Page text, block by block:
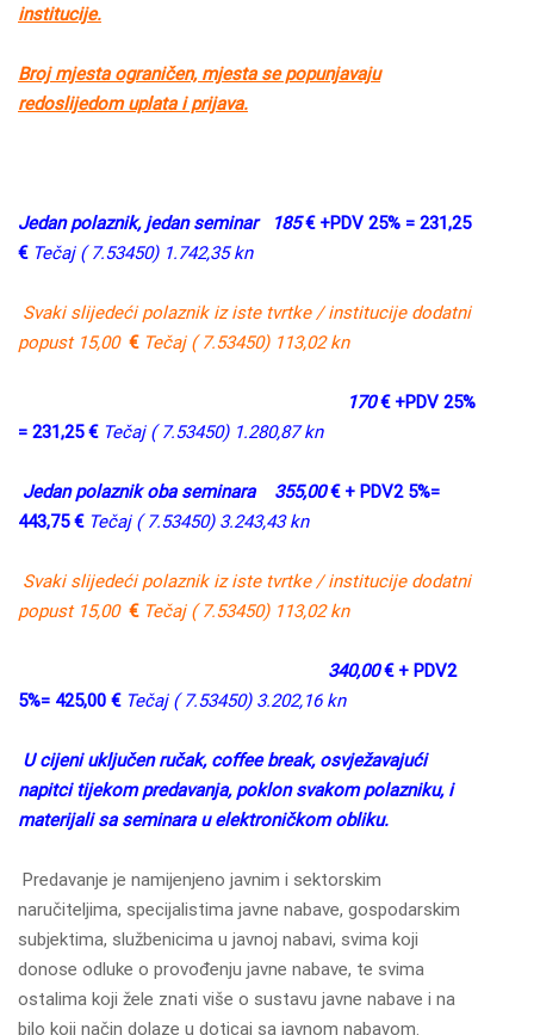
institucije.
Broj mjesta ograničen, mjesta se popunjavaju
redoslijedom uplata i prijava.
Jedan polaznik, jedan seminar 185€ +PDV 25% = 231,25
€ Tečaj ( 7.53450) 1.742,35 kn
Svaki slijedeći polaznik iz iste tvrtke / institucije dodatni
popust 15,00 € Tečaj ( 7.53450) 113,02 kn
170€ +PDV 25%
= 231,25 € Tečaj ( 7.53450) 1.280,87 kn
Jedan polaznik oba seminara 355,00 € + PDV2 5%=
443,75 € Tečaj ( 7.53450) 3.243,43 kn
Svaki slijedeći polaznik iz iste tvrtke / institucije dodatni
popust 15,00 € Tečaj ( 7.53450) 113,02 kn
340,00 € + PDV2
5%= 425,00 € Tečaj ( 7.53450) 3.202,16 kn
U cijeni uključen ručak, coffee break, osvježavajući
napitci tijekom predavanja, poklon svakom polazniku, i
materijali sa seminara u elektroničkom obliku.
Predavanje je namijenjeno javnim i sektorskim
naručiteljima, specijalistima javne nabave, gospodarskim
subjektima, službenicima u javnoj nabavi, svima koji
donose odluke o provođenju javne nabave, te svima
ostalima koji žele znati više o sustavu javne nabave i na
bilo koji način dolaze u doticaj sa javnom nabavom.